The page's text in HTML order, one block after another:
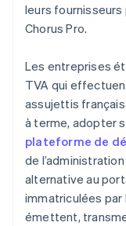
leurs
Chorus Pro.
Les entreprises
TVA qui
assujettis
à terme, adopter
plateforme de
de
alternative au
immatriculées par
émettent,